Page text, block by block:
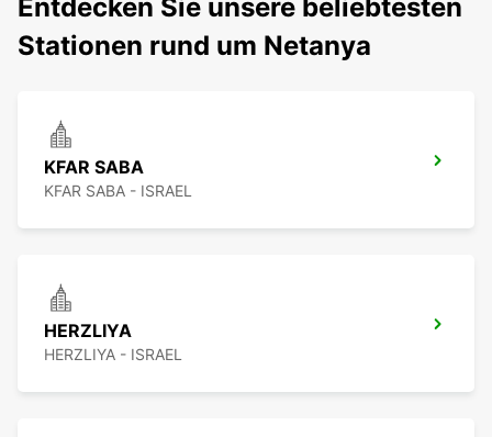
Entdecken Sie unsere beliebtesten
Stationen rund um Netanya
KFAR SABA
KFAR SABA - ISRAEL
HERZLIYA
HERZLIYA - ISRAEL